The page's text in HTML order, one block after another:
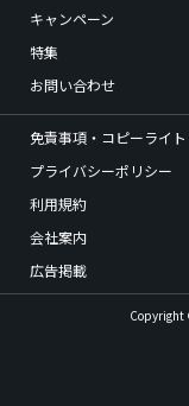
キャンペーン
特集
お問い合わせ
免責事項・コピーライト
プライバシーポリシー
利用規約
会社案内
広告掲載
Copyright